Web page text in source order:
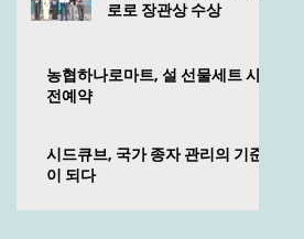
로로 장관상 수상
농협하나로마트, 설 선물세트 사
전예약
시드큐브, 국가 종자 관리의 기준
이 되다